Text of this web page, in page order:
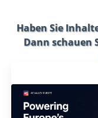
Haben Sie
Dann schauen